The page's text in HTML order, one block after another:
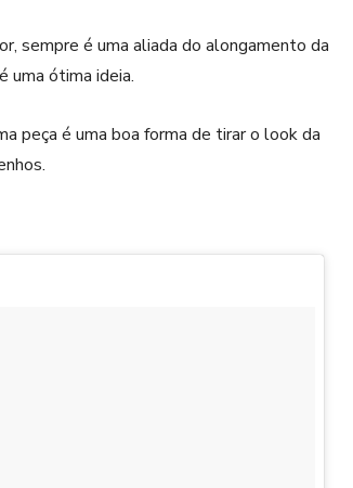
sempre é uma aliada do alongamento da
uma ótima ideia.
peça é uma boa forma de tirar o look da